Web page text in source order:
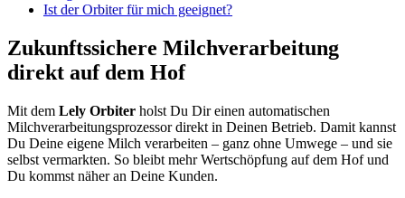
Ist der Orbiter für mich geeignet?
Zukunftssichere Milchverarbeitung
direkt auf dem Hof
Mit dem Lely Orbiter holst Du Dir einen automatischen
Milchverarbeitungsprozessor direkt in Deinen Betrieb. Damit kannst
Du Deine eigene Milch verarbeiten – ganz ohne Umwege – und sie
selbst vermarkten. So bleibt mehr Wertschöpfung auf dem Hof und
Du kommst näher an Deine Kunden.